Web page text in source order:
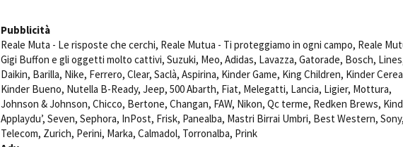
Pubblicità
Reale Muta - Le risposte che cerchi, Reale Mutua - Ti proteggiamo in ogni campo, Reale
Gigi Buffon e gli oggetti molto cattivi, Suzuki, Meo, Adidas, Lavazza, Gatorade, Bosch,
Daikin, Barilla, Nike, Ferrero, Clear, Saclà, Aspirina, Kinder Game, King Children, Kinder
Kinder Bueno, Nutella B-Ready, Jeep, 500 Abarth, Fiat, Melegatti, Lancia, Ligier, Mottura,
Johnson & Johnson, Chicco, Bertone, Changan, FAW, Nikon, Qc terme, Redken Brews,
Applaydu’, Seven, Sephora, InPost, Frisk, Panealba, Mastri Birrai Umbri, Best Western,
Telecom, Zurich, Perini, Marka, Calmadol, Torronalba, Prink